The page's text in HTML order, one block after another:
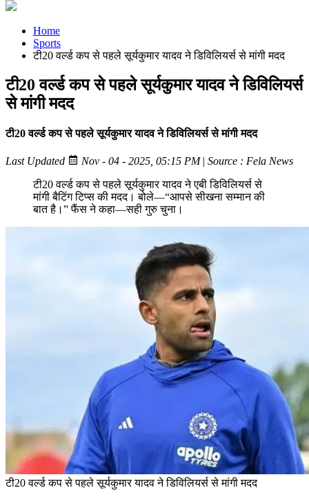
Home
Sports
टी20 वर्ल्ड कप से पहले सूर्यकुमार यादव ने डिविलियर्स से मांगी मदद
टी20 वर्ल्ड कप से पहले सूर्यकुमार यादव ने डिविलियर्स
से मांगी मदद
टी20 वर्ल्ड कप से पहले सूर्यकुमार यादव ने डिविलियर्स से मांगी मदद
Last Updated Nov - 04 - 2025, 05:15 PM| Source : Fela News
टी20 वर्ल्ड कप से पहले सूर्यकुमार यादव ने एबी डिविलियर्स से
मांगी बैटिंग टिप्स की मदद। बोले—“आपसे सीखना सम्मान की
बात है।” फैंस ने कहा—सही गुरु चुना।
टी20 वर्ल्ड कप से पहले सूर्यकुमार यादव ने डिविलियर्स से मांगी मदद